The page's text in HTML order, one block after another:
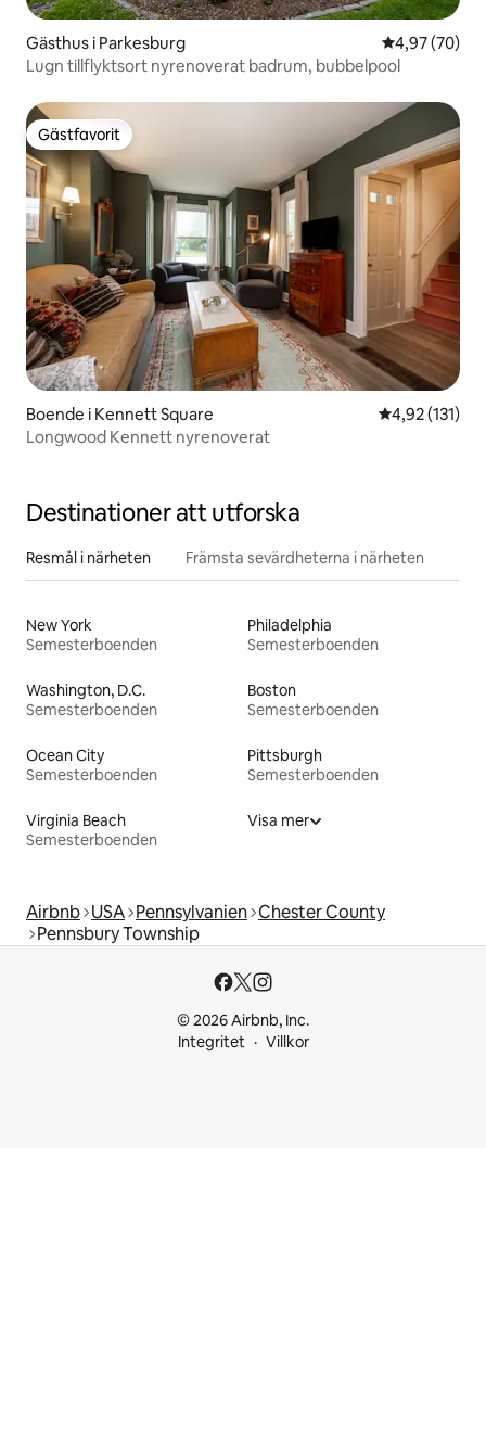
Gästhus i Parkesburg 4,97 av 5 i
4,97 (70)
Lugn tillflyktsort nyrenoverat badrum, bubbelpool
Gästfavorit
Gästfavorit
Boende i Kennett Square 4,92 av 5 i
4,92 (131)
Longwood Kennett nyrenoverat
Destinationer att utforska
Resmål i närheten Främsta sevärdheterna i närheten
New York
Semesterboenden
Philadelphia
Semesterboenden
Washington, D.C.
Semesterboenden
Boston
Semesterboenden
Ocean City
Semesterboenden
Pittsburgh
Semesterboenden
Virginia Beach
Semesterboenden
Visa mer
Airbnb USA Pennsylvanien Chester County
Pennsbury Township
© 2026 Airbnb, Inc.
Integritet
Villkor